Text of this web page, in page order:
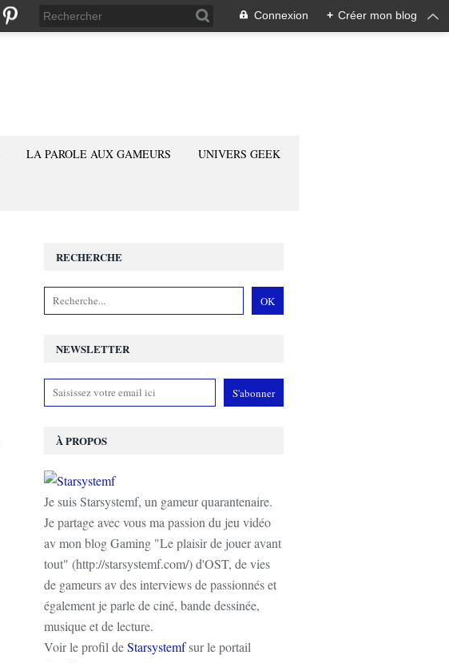
Connexion + Créer mon blog
LA PAROLE AUX GAMEURS UNIVERS GEEK
NEWSLETTER
RECHERCHE
À PROPOS
Je suis Starsystemf, un gameur quarantenaire.
Je partage avec vous ma passion du jeu vidéo
av mon blog Gaming "Le plaisir de jouer avant
tout" (http://starsystemf.com/) d'OST, de vies
de gameurs av des interviews de passionnés et
également je parle de ciné, bande dessinée,
musique et de lecture.
Voir le profil deStarsystemfsur le portail